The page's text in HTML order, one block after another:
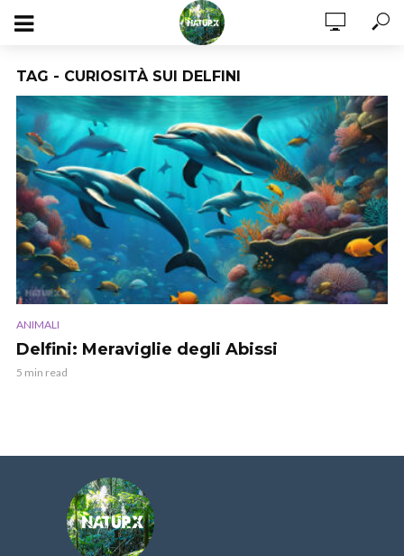
TAG - CURIOSITÀ SUI DELFINI
ANIMALI
Delfini: Meraviglie degli Abissi
5 min read